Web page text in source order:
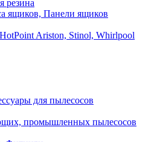
резина
ящиков, Панели ящиков
Ariston, Stinol, Whirlpool
для пылесосов
промышленных пылесосов